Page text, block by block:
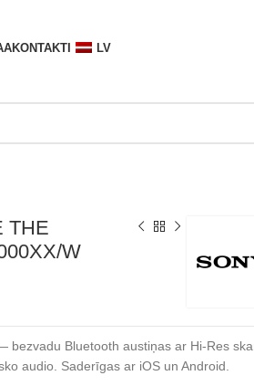
KONTAKTI LV
THE
W
bezvadu Bluetooth austiņas ar Hi-Res
audio. Saderīgas ar iOS un Android.